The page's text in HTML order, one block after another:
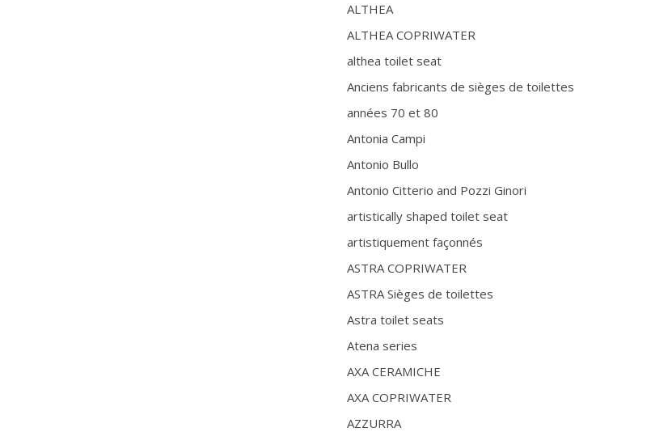
ALTHEA
ALTHEA COPRIWATER
althea toilet seat
Anciens fabricants de sièges de toilettes
années 70 et 80
Antonia Campi
Antonio Bullo
Antonio Citterio and Pozzi Ginori
artistically shaped toilet seat
artistiquement façonnés
ASTRA COPRIWATER
ASTRA Sièges de toilettes
Astra toilet seats
Atena series
AXA CERAMICHE
AXA COPRIWATER
AZZURRA